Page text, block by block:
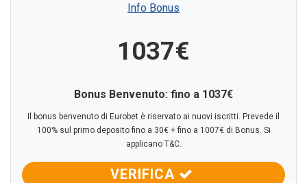
Info Bonus
1037€
Bonus Benvenuto: fino a 1037€
Il bonus benvenuto di Eurobet è riservato ai nuovi iscritti. Prevede il
100% sul primo deposito fino a 30€ + fino a 1007€ di Bonus. Si
applicano T&C.
VERIFICA